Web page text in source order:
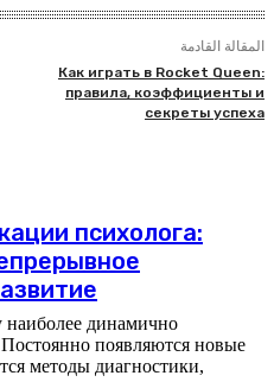
المقالة القادمة
Как играть в Rocket Queen:
правила, коэффициенты и
секреты успеха
психолога:
наиболее динамично
появляются новые
методы диагностики,